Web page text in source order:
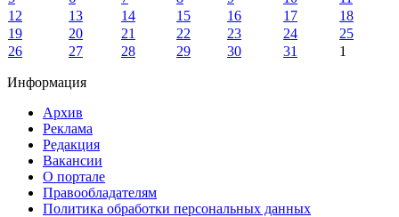
12
13 14 15 16 17
18
19
20 21 22 23 24
25
26
27 28 29 30 31 1
Информация
Архив
Реклама
Редакция
Вакансии
О портале
Правообладателям
Политика обработки персональных данных